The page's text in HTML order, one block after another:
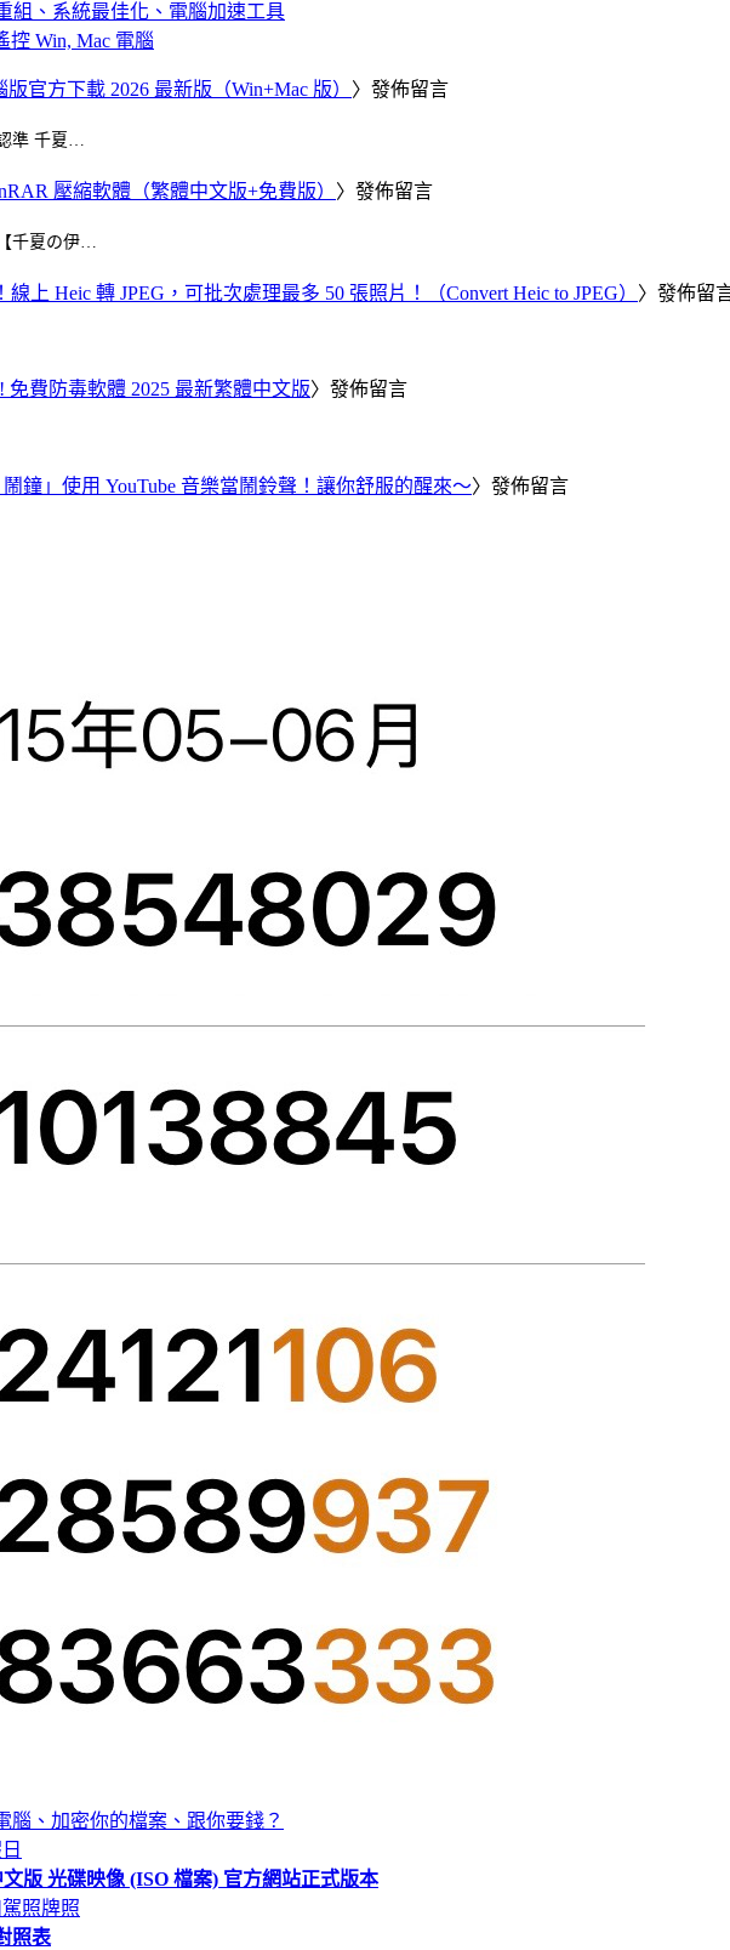
組、系統最佳化、電腦加速工具
控 Win, Mac 電腦
官方下載 2026 最新版（Win+Mac 版） 〉發佈留言
準 千夏…
壓縮軟體（繁體中文版+免費版） 〉發佈留言
千夏の伊…
線上 Heic 轉 JPEG，可批次處理最多 50 張照片！（Convert Heic to JPEG） 〉發佈留
免費防毒軟體 2025 最新繁體中文版〉發佈留言
鬧鐘」使用 YouTube 音樂當鬧鈴聲！讓你舒服的醒來～〉發佈留言
腦、加密你的檔案、跟你要錢？
版 光碟映像 (ISO 檔案) 官方網站正式版本
照牌照
照表